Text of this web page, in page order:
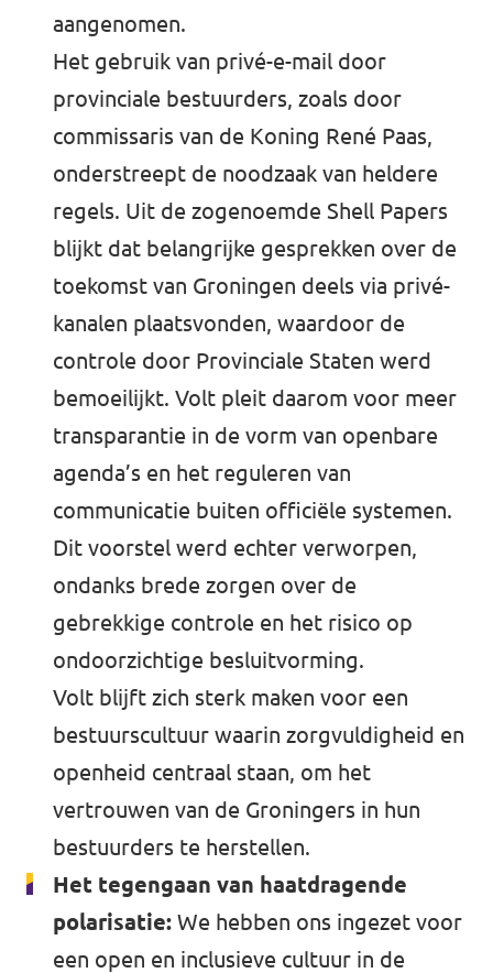
aangenomen.
Het gebruik van privé-e-mail door
provinciale bestuurders, zoals door
commissaris van de Koning René Paas,
onderstreept de noodzaak van heldere
regels. Uit de zogenoemde Shell Papers
blijkt dat belangrijke gesprekken over de
toekomst van Groningen deels via privé-
kanalen plaatsvonden, waardoor de
controle door Provinciale Staten werd
bemoeilijkt. Volt pleit daarom voor meer
transparantie in de vorm van openbare
agenda’s en het reguleren van
communicatie buiten officiële systemen.
Dit voorstel werd echter verworpen,
ondanks brede zorgen over de
gebrekkige controle en het risico op
ondoorzichtige besluitvorming.
Volt blijft zich sterk maken voor een
bestuurscultuur waarin zorgvuldigheid en
openheid centraal staan, om het
vertrouwen van de Groningers in hun
bestuurders te herstellen.
Het tegengaan van haatdragende
polarisatie: We hebben ons ingezet voor
een open en inclusieve cultuur in de